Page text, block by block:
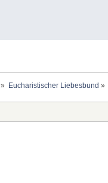
» Eucharistischer Liebesbund »